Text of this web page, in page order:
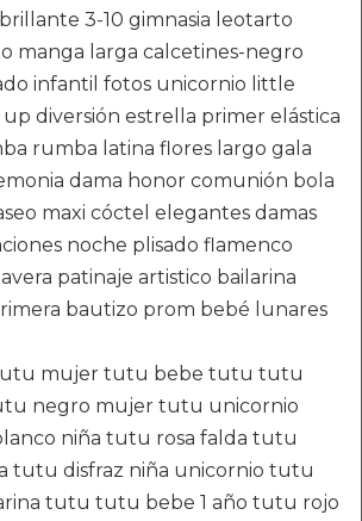
3-10 gimnasia leotarto
manga larga calcetines-negro
infantil fotos unicornio little
up diversión estrella primer elástica
rumba latina flores largo gala
dama honor comunión bola
maxi cóctel elegantes damas
noche plisado flamenco
patinaje artistico bailarina
bautizo prom bebé lunares
mujer tutu bebe tutu tutu
negro mujer tutu unicornio
niña tutu rosa falda tutu
tutu disfraz niña unicornio tutu
tutu tutu bebe 1 año tutu rojo